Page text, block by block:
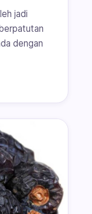
jadi
dengan